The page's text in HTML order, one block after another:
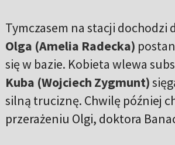
Tymczasem na stacji
Olga (Amelia Radecka)
się w bazie. Kobieta wlewa
Kuba (Wojciech Zygmunt)
silną truciznę. Chwilę później
przerażeniu Olgi, doktora